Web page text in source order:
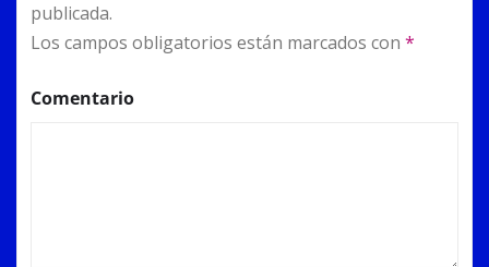
publicada.
Los campos obligatorios están marcados con *
Comentario